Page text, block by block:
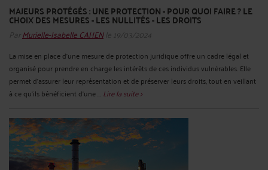
MAJEURS PROTÉGÉS : UNE PROTECTION - POUR QUOI FAIRE ? LE
CHOIX DES MESURES - LES NULLITÉS - LES DROITS
Par Murielle-Isabelle CAHENle 19/03/2024
La mise en place d'une mesure de protection juridique offre un cadre légal et
organisé pour prendre en charge les intérêts de ces individus vulnérables. Elle
permet d'assurer leur représentation et de préserver leurs droits, tout en veillant
à ce qu'ils bénéficient d'une ... Lire la suite >